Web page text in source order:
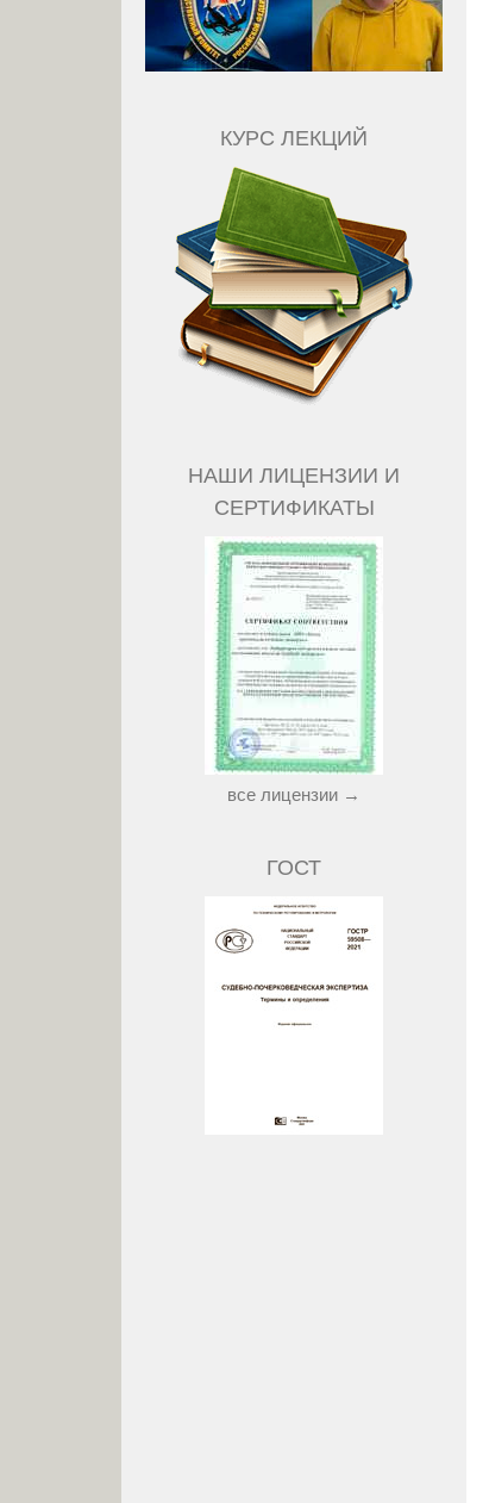
КУРС ЛЕКЦИЙ
НАШИ ЛИЦЕНЗИИ И
СЕРТИФИКАТЫ
все лицензии →
ГОСТ